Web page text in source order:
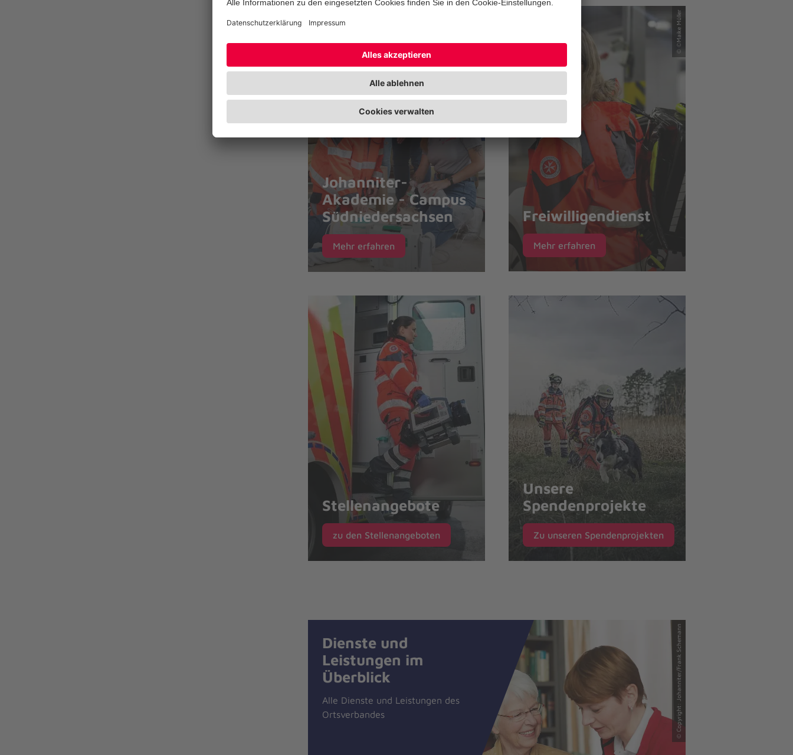
© Copyright: Florian Arp
Johanniter-
Akademie - Campus
Südniedersachsen
Mehr erfahren
© ©Maike Müller
Freiwilligendienst
Mehr erfahren
Stellenangebote
zu den Stellenangeboten
Unsere
Spendenprojekte
Zu unseren Spendenprojekten
© Copyright: Johanniter/Frank Schemann
Dienste und
Leistungen im
Überblick
Alle Dienste und Leistungen des
Ortsverbandes